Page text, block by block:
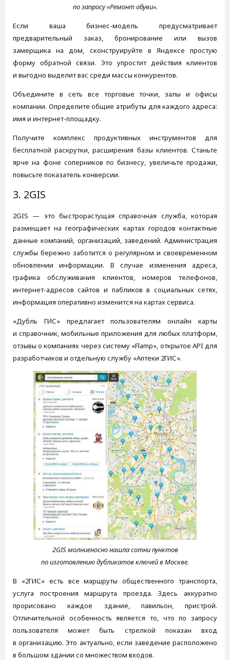
по запросу «Ремонт обуви».
Если ваша бизнес-модель предусматривает
предварительный заказ, бронирование или вызов
замерщика на дом, сконструируйте в Яндексе простую
форму обратной связи. Это упростит действия клиентов
и выгодно выделит вас среди массы конкурентов.
Объедините в сеть все торговые точки, залы и офисы
компании. Определите общие атрибуты для каждого адреса:
имя и интернет-площадку.
Получите комплекс продуктивных инструментов для
бесплатной раскрутки, расширения базы клиентов. Станьте
ярче на фоне соперников по бизнесу, увеличьте продажи,
повысьте показатель конверсии.
3. 2GIS
2GIS — это быстрорастущая справочная служба, которая
размещает на географических картах городов контактные
данные компаний, организаций, заведений. Администрация
службы бережно заботится о регулярном и своевременном
обновлении информации. В случае изменения адреса,
графика обслуживания клиентов, номеров телефонов,
интернет-адресов сайтов и пабликов в социальных сетях,
информация оперативно изменится на картах сервиса.
«Дубль ГИС» предлагает пользователям онлайн карты
и справочник, мобильные приложения для любых платформ,
отзывы о компаниях через систему «Flamp», открытое API для
разработчиков и отдельную службу «Аптеки 2ГИС».
2GIS молниеносно нашла сотни пунктов
по изготовлению дубликатов ключей в Москве.
В «2ГИС» есть все маршруты общественного транспорта,
услуга построения маршрута проезда. Здесь аккуратно
прорисовано каждое здание, павильон, пристрой.
Отличительной особенность является то, что по запросу
пользователя может быть стрелкой показан вход
в организацию. Это актуально, если заведение расположено
в большом здании со множеством входов.